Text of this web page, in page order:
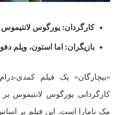
کارگردان: یورگوس لانتیموس
بازیگران: اما استون، ویلم
«بیچارگان» یک فیلم کمدی-
کارگردانی یورگوس لانتیموس
مک نامارا است. این فیلم بر